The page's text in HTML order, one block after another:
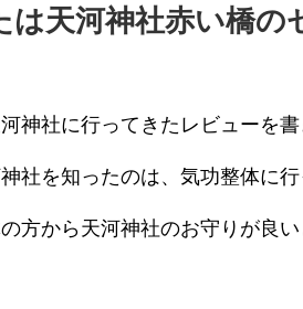
は天河神社赤い橋の
神社に行ってきたレビューを書
社を知ったのは、気功整体に行
方から天河神社のお守りが良い